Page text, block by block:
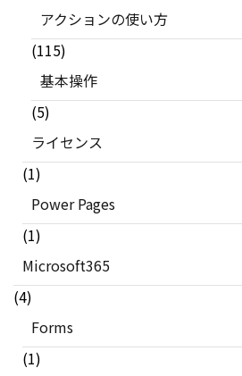
アクションの使い方
(115)
基本操作
(5)
ライセンス
(1)
Power Pages
(1)
Microsoft365
(4)
Forms
(1)